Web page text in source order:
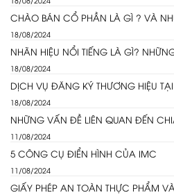
CHÀO BÁN CỔ PHẦN LÀ GÌ ? VÀ
18/08/2024
NHÃN HIỆU NỔI TIẾNG LÀ GÌ?
18/08/2024
DỊCH VỤ ĐĂNG KÝ THƯƠNG HIỆU
18/08/2024
NHỮNG VẤN ĐỀ LIÊN QUAN ĐẾN
11/08/2024
5 CÔNG CỤ ĐIỂN HÌNH CỦA IMC
11/08/2024
GIẤY PHÉP AN TOÀN THỰC PHẨM